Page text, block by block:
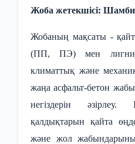
Жоба жетекшісі:
Жобаның мақсаты -
(ПП, ПЭ) мен
климаттық және
жаңа асфальт-бетон
негіздерін
қалдықтарын қайта
және жол